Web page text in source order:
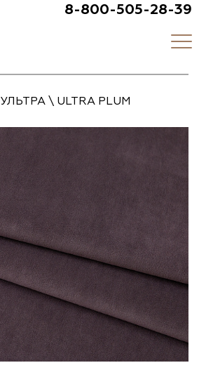
8-800-505-28-39
УЛЬТРА \ ULTRA PLUM